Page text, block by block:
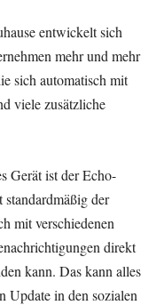
entwickelt sich
mehr und mehr
sich automatisch mit
viele zusätzliche
Gerät ist der Echo-
der
mit verschiedenen
direkt
kann. Das kann alles
Update in den sozialen